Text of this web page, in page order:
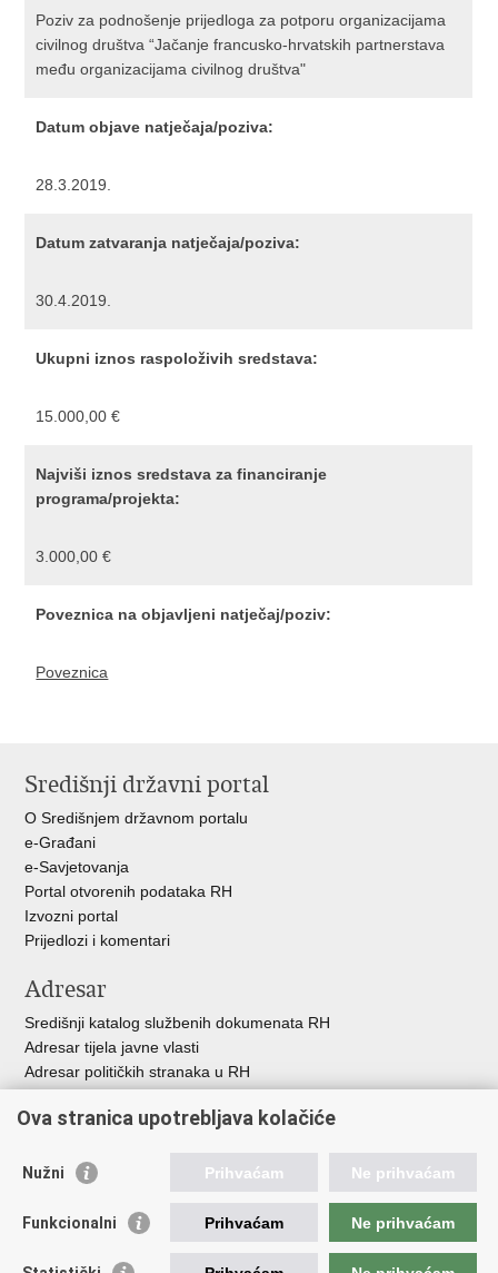
Poziv za podnošenje prijedloga za potporu organizacijama
civilnog društva “Jačanje francusko-hrvatskih partnerstava
među organizacijama civilnog društva"
Datum objave natječaja/poziva:
28.3.2019.
Datum zatvaranja natječaja/poziva:
30.4.2019.
Ukupni iznos raspoloživih sredstava:
15.000,00 €
Najviši iznos sredstava za financiranje
programa/projekta:
3.000,00 €
Poveznica na objavljeni natječaj/poziv:
Poveznica
Središnji državni portal
O Središnjem državnom portalu
e-Građani
e-Savjetovanja
Portal otvorenih podataka RH
Izvozni portal
Prijedlozi i komentari
Adresar
Središnji katalog službenih dokumenata RH
Adresar tijela javne vlasti
Adresar političkih stranaka u RH
Besplatni telefoni javne uprave
Važne poveznice
Vlada Republike Hrvatske
Ova stranica upotrebljava kolačiće
Nužni Prihvaćam Ne prihvaćam
Funkcionalni Prihvaćam Ne prihvaćam